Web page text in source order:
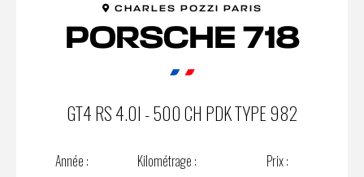
CHARLES POZZI PARIS
PORSCHE 718
GT4 RS 4.0I - 500 CH PDK TYPE 982
Année : Kilométrage : Prix :